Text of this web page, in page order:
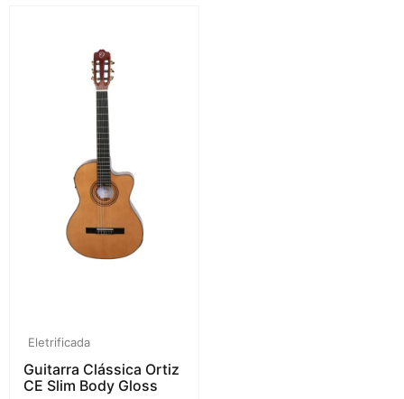
Eletrificada
Guitarra Clássica Ortiz
CE Slim Body Gloss